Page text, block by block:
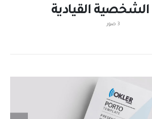
الشخصية القيادية
3 صور